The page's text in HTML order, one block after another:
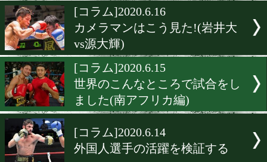
[コラム]2020.6.28
難攻不落のウェルター級
[コラム]2020.6.22
世界のこんなところで試合
てきました(ウクライナ編)